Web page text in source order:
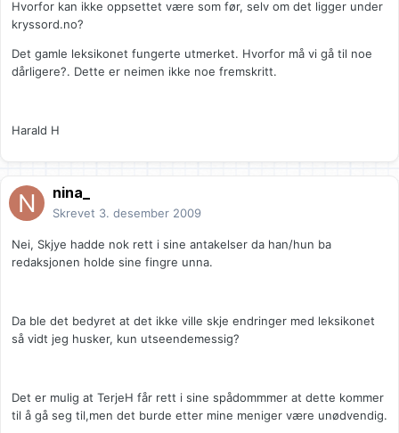
Hvorfor kan ikke oppsettet være som før, selv om det ligger under
kryssord.no?
Det gamle leksikonet fungerte utmerket. Hvorfor må vi gå til noe
dårligere?. Dette er neimen ikke noe fremskritt.
Harald H
nina_
Skrevet 3. desember 2009
Nei, Skjye hadde nok rett i sine antakelser da han/hun ba
redaksjonen holde sine fingre unna.
Da ble det bedyret at det ikke ville skje endringer med leksikonet
så vidt jeg husker, kun utseendemessig?
Det er mulig at TerjeH får rett i sine spådommmer at dette kommer
til å gå seg til,men det burde etter mine meniger være unødvendig.